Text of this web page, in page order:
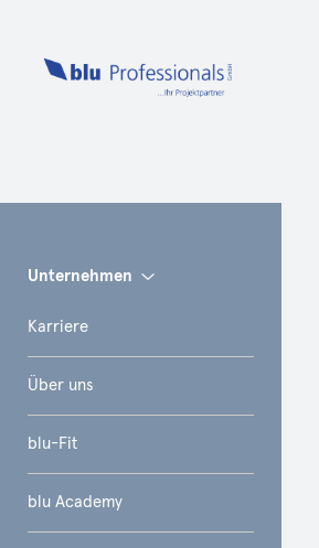
Unternehmen
Karriere
Über uns
blu-Fit
blu Academy